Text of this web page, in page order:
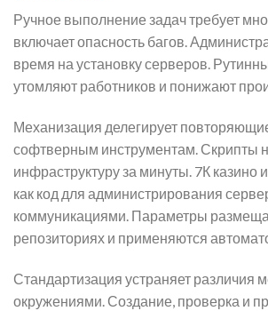
Ручное выполнение задач требует
включает опасность багов.
время на установку серверов.
утомляют работников и понижают
Механизация делегирует
софтверным инструментам. Скрипты
инфраструктуру за минуты. 7К казино
как код для администрирования
коммуникациями. Параметры
репозиториях и применяются
Стандартизация устраняет различия
окружениями. Создание, проверка и